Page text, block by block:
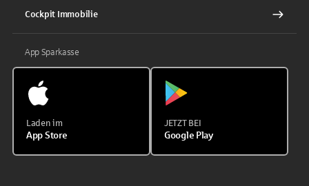
Cockpit Immobilie
App Sparkasse
Laden im
App Store
JETZT BEI
Google Play